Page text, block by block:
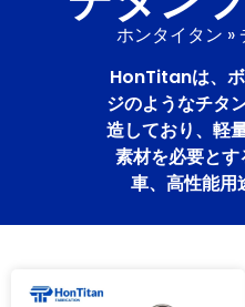
ホンタイタン »
HonTitanは、
ジのようなチタ
造しており、軽
素材を必要と
車、高性能用